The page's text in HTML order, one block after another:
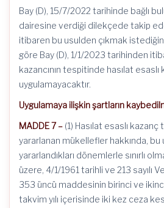
Bay (D), 15/7/2022 tarihinde bağlı
dairesine verdiği dilekçede takip
itibaren bu usulden çıkmak
göre Bay (D), 1/1/2023 tarihinden
kazancının tespitinde hasılat
uygulamayacaktır.
Uygulamaya ilişkin şartların
MADDE 7 – (1) Hasılat esaslı
yararlanan mükellefler hakkında, bu
yararlandıkları dönemlerle sınırlı
üzere, 4/1/1961 tarihli ve 213 sayılı
353 üncü maddesinin birinci ve ikinci
takvim yılı içerisinde iki kez ceza